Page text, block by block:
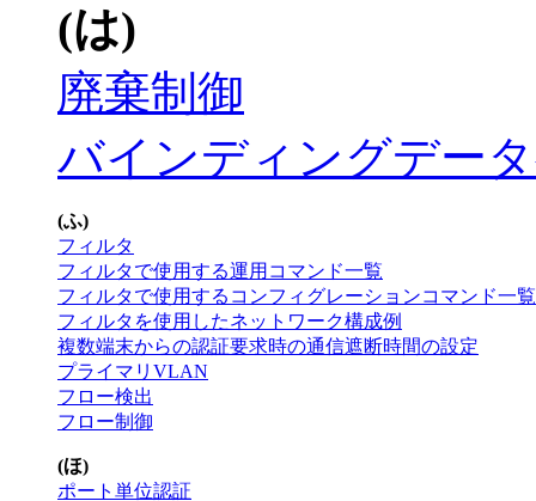
(は)
廃棄制御
バインディングデー
(ふ)
フィルタ
フィルタで使用する運用コマンド一覧
フィルタで使用するコンフィグレーションコマンド一覧
フィルタを使用したネットワーク構成例
複数端末からの認証要求時の通信遮断時間の設定
プライマリVLAN
フロー検出
フロー制御
(ほ)
ポート単位認証